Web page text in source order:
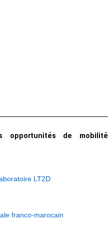
de mobilité
LT2D
franco-marocain